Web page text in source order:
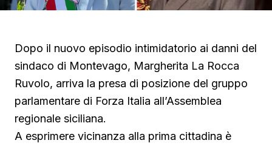
Dopo il nuovo episodio intimidatorio ai danni del
sindaco di Montevago, Margherita La Rocca
Ruvolo, arriva la presa di posizione del gruppo
parlamentare di Forza Italia all’Assemblea
regionale siciliana.
A esprimere vicinanza alla prima cittadina è